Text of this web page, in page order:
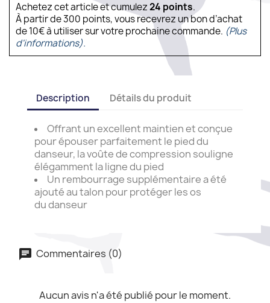
Achetez cet article et cumulez24 points.
À partir de 300 points, vous recevrez un bon d’achat
de 10€ à utiliser sur votre prochaine commande. (Plus
d'informations).
Description Détails du produit
Offrant un excellent maintien et conçue
pour épouser parfaitement le pied du
danseur, la voûte de compression souligne
élégamment la ligne du pied
Un rembourrage supplémentaire a été
ajouté au talon pour protéger les os
dudanseur
Commentaires (0)
Aucun avis n'a été publié pour le moment.